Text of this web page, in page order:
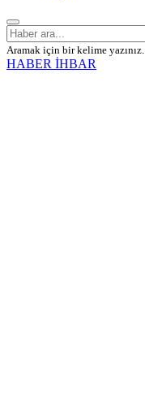
Aramak için bir kelime yazınız.
HABER İHBAR